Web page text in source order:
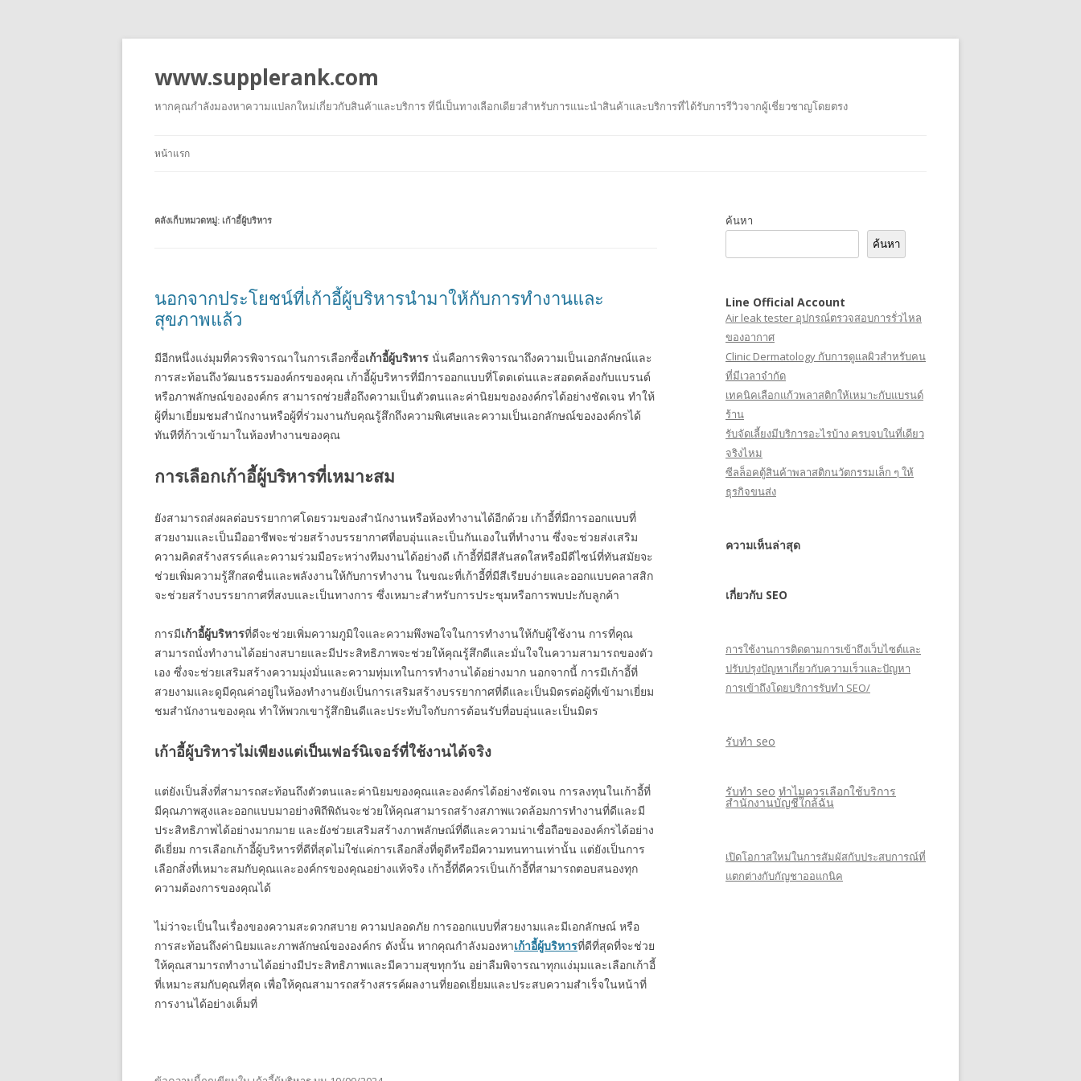
www.supplerank.com
หากคุณกำลังมองหาความแปลกใหม่เกี่ยวกับสินค้าและบริการ ที่นี่เป็นทางเลือกเดียวสำหรับการแนะนำสินค้าและบริการที่ได้รับการรีวิวจากผู้เชี่ยวชาญโดยตรง
หน้าแรก
คลังเก็บหมวดหมู่: เก้าอี้ผู้บริหาร
นอกจากประโยชน์ที่เก้าอี้ผู้บริหารนำมาให้กับการทำงานและ
สุขภาพแล้ว
มีอีกหนึ่งแง่มุมที่ควรพิจารณาในการเลือกซื้อเก้าอี้ผู้บริหาร นั่นคือการพิจารณาถึงความเป็นเอกลักษณ์และ
การสะท้อนถึงวัฒนธรรมองค์กรของคุณ เก้าอี้ผู้บริหารที่มีการออกแบบที่โดดเด่นและสอดคล้องกับแบรนด์
หรือภาพลักษณ์ขององค์กร สามารถช่วยสื่อถึงความเป็นตัวตนและค่านิยมขององค์กรได้อย่างชัดเจน ทำให้
ผู้ที่มาเยี่ยมชมสำนักงานหรือผู้ที่ร่วมงานกับคุณรู้สึกถึงความพิเศษและความเป็นเอกลักษณ์ขององค์กรได้
ทันทีที่ก้าวเข้ามาในห้องทำงานของคุณ
การเลือกเก้าอี้ผู้บริหารที่เหมาะสม
ยังสามารถส่งผลต่อบรรยากาศโดยรวมของสำนักงานหรือห้องทำงานได้อีกด้วย เก้าอี้ที่มีการออกแบบที่
สวยงามและเป็นมืออาชีพจะช่วยสร้างบรรยากาศที่อบอุ่นและเป็นกันเองในที่ทำงาน ซึ่งจะช่วยส่งเสริม
ความคิดสร้างสรรค์และความร่วมมือระหว่างทีมงานได้อย่างดี เก้าอี้ที่มีสีสันสดใสหรือมีดีไซน์ที่ทันสมัยจะ
ช่วยเพิ่มความรู้สึกสดชื่นและพลังงานให้กับการทำงาน ในขณะที่เก้าอี้ที่มีสีเรียบง่ายและออกแบบคลาสสิก
จะช่วยสร้างบรรยากาศที่สงบและเป็นทางการ ซึ่งเหมาะสำหรับการประชุมหรือการพบปะกับลูกค้า
การมีเก้าอี้ผู้บริหารที่ดีจะช่วยเพิ่มความภูมิใจและความพึงพอใจในการทำงานให้กับผู้ใช้งาน การที่คุณ
สามารถนั่งทำงานได้อย่างสบายและมีประสิทธิภาพจะช่วยให้คุณรู้สึกดีและมั่นใจในความสามารถของตัว
เอง ซึ่งจะช่วยเสริมสร้างความมุ่งมั่นและความทุ่มเทในการทำงานได้อย่างมาก นอกจากนี้ การมีเก้าอี้ที่
สวยงามและดูมีคุณค่าอยู่ในห้องทำงานยังเป็นการเสริมสร้างบรรยากาศที่ดีและเป็นมิตรต่อผู้ที่เข้ามาเยี่ยม
ชมสำนักงานของคุณ ทำให้พวกเขารู้สึกยินดีและประทับใจกับการต้อนรับที่อบอุ่นและเป็นมิตร
เก้าอี้ผู้บริหารไม่เพียงแต่เป็นเฟอร์นิเจอร์ที่ใช้งานได้จริง
แต่ยังเป็นสิ่งที่สามารถสะท้อนถึงตัวตนและค่านิยมของคุณและองค์กรได้อย่างชัดเจน การลงทุนในเก้าอี้ที่
มีคุณภาพสูงและออกแบบมาอย่างพิถีพิถันจะช่วยให้คุณสามารถสร้างสภาพแวดล้อมการทำงานที่ดีและมี
ประสิทธิภาพได้อย่างมากมาย และยังช่วยเสริมสร้างภาพลักษณ์ที่ดีและความน่าเชื่อถือขององค์กรได้อย่าง
ดีเยี่ยม การเลือกเก้าอี้ผู้บริหารที่ดีที่สุดไม่ใช่แค่การเลือกสิ่งที่ดูดีหรือมีความทนทานเท่านั้น แต่ยังเป็นการ
เลือกสิ่งที่เหมาะสมกับคุณและองค์กรของคุณอย่างแท้จริง เก้าอี้ที่ดีควรเป็นเก้าอี้ที่สามารถตอบสนองทุก
ความต้องการของคุณได้
ไม่ว่าจะเป็นในเรื่องของความสะดวกสบาย ความปลอดภัย การออกแบบที่สวยงามและมีเอกลักษณ์ หรือ
การสะท้อนถึงค่านิยมและภาพลักษณ์ขององค์กร ดังนั้น หากคุณกำลังมองหาเก้าอี้ผู้บริหารที่ดีที่สุดที่จะช่วย
ให้คุณสามารถทำงานได้อย่างมีประสิทธิภาพและมีความสุขทุกวัน อย่าลืมพิจารณาทุกแง่มุมและเลือกเก้าอี้
ที่เหมาะสมกับคุณที่สุด เพื่อให้คุณสามารถสร้างสรรค์ผลงานที่ยอดเยี่ยมและประสบความสำเร็จในหน้าที่
การงานได้อย่างเต็มที่
ค้นหา
ค้นหา
Line Official Account
Air leak tester อุปกรณ์ตรวจสอบการรั่วไหล
ของอากาศ
Clinic Dermatology กับการดูแลผิวสำหรับคน
ที่มีเวลาจำกัด
เทคนิคเลือกแก้วพลาสติกให้เหมาะกับแบรนด์
ร้าน
รับจัดเลี้ยงมีบริการอะไรบ้าง ครบจบในที่เดียว
จริงไหม
ซีลล็อคตู้สินค้าพลาสติกนวัตกรรมเล็ก ๆ ให้
ธุรกิจขนส่ง
ความเห็นล่าสุด
เกี่ยวกับ SEO
การใช้งานการติดตามการเข้าถึงเว็บไซต์และ
ปรับปรุงปัญหาเกี่ยวกับความเร็วและปัญหา
การเข้าถึงโดยบริการรับทำ SEO/
รับทำ seo
รับทำ seo ทำไมควรเลือกใช้บริการ
สำนักงานบัญชีใกล้ฉัน
เปิดโอกาสใหม่ในการสัมผัสกับประสบการณ์ที่
แตกต่างกับกัญชาออแกนิค